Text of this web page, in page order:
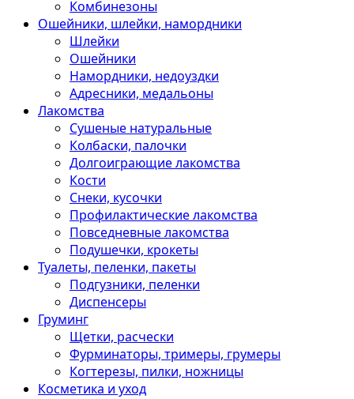
Комбинезоны
Ошейники, шлейки, намордники
Шлейки
Ошейники
Намордники, недоуздки
Адресники, медальоны
Лакомства
Сушеные натуральные
Колбаски, палочки
Долгоиграющие лакомства
Кости
Снеки, кусочки
Профилактические лакомства
Повседневные лакомства
Подушечки, крокеты
Туалеты, пеленки, пакеты
Подгузники, пеленки
Диспенсеры
Груминг
Щетки, расчески
Фурминаторы, тримеры, грумеры
Когтерезы, пилки, ножницы
Косметика и уход